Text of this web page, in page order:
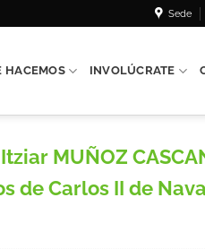
Sede
HACEMOS INVOLÚCRATE
MUÑOZ
de Carlos II de